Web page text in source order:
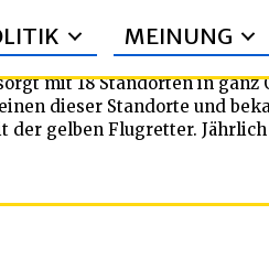
MEINUNG
mit 18 Standorten in
dieser Standorte und
gelben Flugretter.